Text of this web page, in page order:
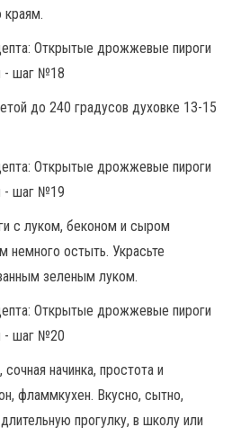
до 240 градусов духовке 13-15
с луком, беконом и сыром
немного остыть. Украсьте
зеленым луком.
начинка, простота и
фламмкухен. Вкусно, сытно,
прогулку, в школу или